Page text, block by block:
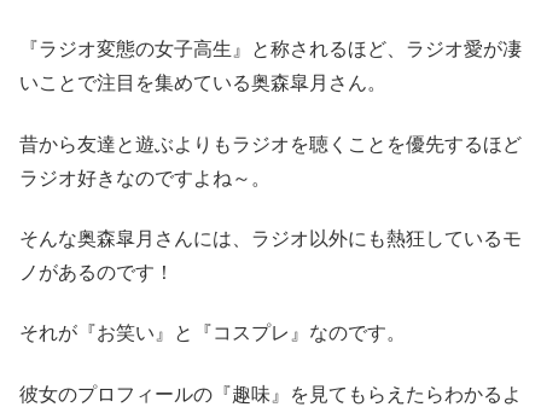
『ラジオ変態の女子高生』と称されるほど、ラジオ愛が凄
いことで注目を集めている奥森皐月さん。
昔から友達と遊ぶよりもラジオを聴くことを優先するほど
ラジオ好きなのですよね～。
そんな奥森皐月さんには、ラジオ以外にも熱狂しているモ
ノがあるのです！
それが『お笑い』と『コスプレ』なのです。
彼女のプロフィールの『趣味』を見てもらえたらわかるよ